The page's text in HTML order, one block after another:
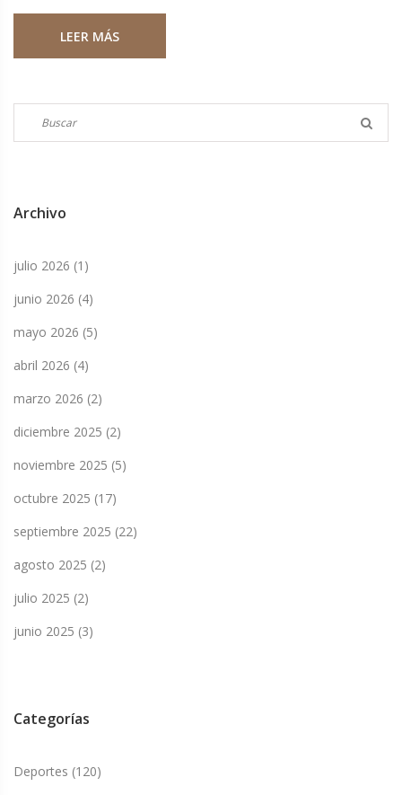
fallecimiento fue anunciado por medios estadounidenses,
aunque no se han revelado detalles sobre las causas de su
LEER MÁS
Archivo
julio 2026 (1)
junio 2026 (4)
mayo 2026 (5)
abril 2026 (4)
marzo 2026 (2)
diciembre 2025 (2)
noviembre 2025 (5)
octubre 2025 (17)
septiembre 2025 (22)
agosto 2025 (2)
julio 2025 (2)
junio 2025 (3)
Categorías
Deportes (120)